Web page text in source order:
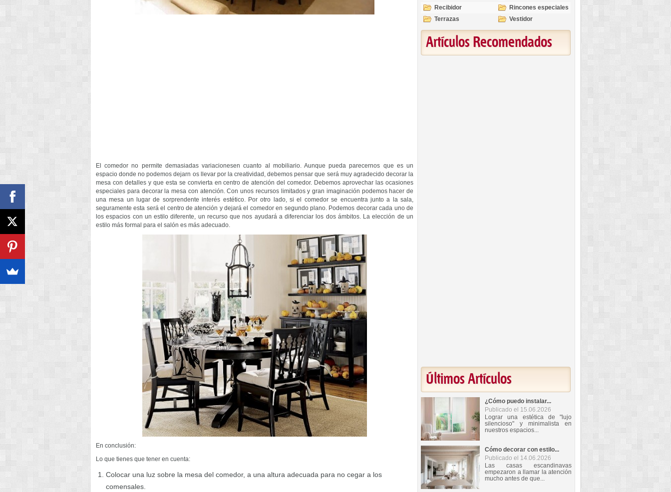
El comedor no permite demasiadas variacionesen cuanto al mobiliario. Aunque pueda parecernos que es un
espacio donde no podemos dejarn os llevar por la creatividad, debemos pensar que será muy agradecido decorar la
mesa con detalles y que esta se convierta en centro de atención del comedor. Debemos aprovechar las ocasiones
especiales para decorar la mesa con atención. Con unos recursos limitados y gran imaginación podemos hacer de
una mesa un lugar de sorprendente interés estético. Por otro lado, si el comedor se encuentra junto a la sala,
seguramente esta será el centro de atención y dejará el comedor en segundo plano. Podemos decorar cada uno de
los espacios con un estilo diferente, un recurso que nos ayudará a diferenciar los dos ámbitos. La elección de un
estilo más formal para el salón es más adecuado.
En conclusión:
Lo que tienes que tener en cuenta:
Colocar una luz sobre la mesa del comedor, a una altura adecuada para no cegar a los
comensales.
revestimientos
Recibidor
Rincones especiales
Terrazas
Vestidor
Artículos Recomendados
Últimos Artículos
¿Cómo puedo instalar...
Publicado el 15.06.2026
Lograr una estética de "lujo
silencioso" y minimalista en
nuestros espacios...
Cómo decorar con estilo...
Publicado el 14.06.2026
Las casas escandinavas
empezaron a llamar la atención
mucho antes de que...